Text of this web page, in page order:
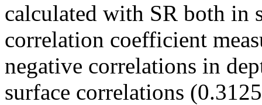
calculated with SR both in
correlation coefficient
negative correlations in
surface correlations